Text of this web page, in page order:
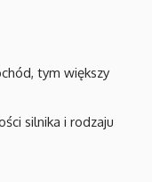
tym większy
silnika i rodzaju